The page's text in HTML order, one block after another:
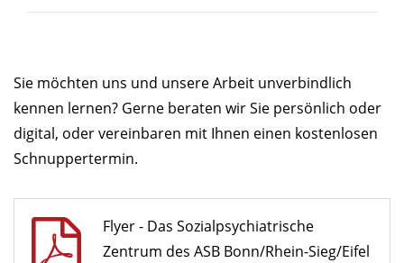
Sie möchten uns und unsere Arbeit unverbindlich
kennen lernen? Gerne beraten wir Sie persönlich oder
digital, oder vereinbaren mit Ihnen einen kostenlosen
Schnuppertermin.
Flyer - Das Sozialpsychiatrische
Zentrum des ASB Bonn/Rhein-Sieg/Eifel